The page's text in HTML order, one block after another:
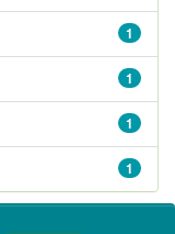
1
1
1
1